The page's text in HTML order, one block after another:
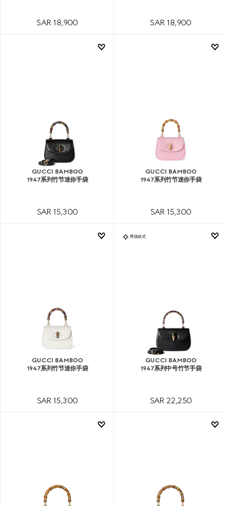
SAR 18,900 SAR 18,900
GUCCI BAMBOO
1947系列竹节迷你手袋
SAR 15,300
GUCCI BAMBOO
1947系列竹节迷你手袋
SAR 15,300
GUCCI BAMBOO
1947系列竹节迷你手袋
SAR 15,300
秀场款式
GUCCI BAMBOO
1947系列中号竹节手袋
SAR 22,250